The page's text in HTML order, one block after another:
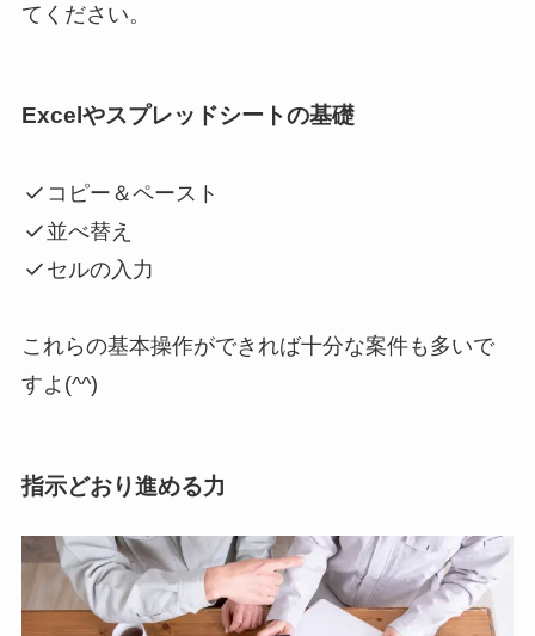
てください。
Excelやスプレッドシートの基礎
コピー＆ペースト
並べ替え
セルの入力
これらの基本操作ができれば十分な案件も多いで
すよ(^^)
指示どおり進める力